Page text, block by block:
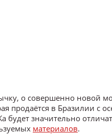
о совершенно новой
продаётся в Бразилии с
будет значительно
материалов.